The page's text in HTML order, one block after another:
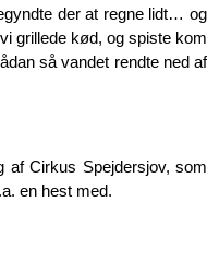
der at regne lidt… og
grillede kød, og spiste kom
så vandet rendte ned af
af Cirkus Spejdersjov, som
en hest med.